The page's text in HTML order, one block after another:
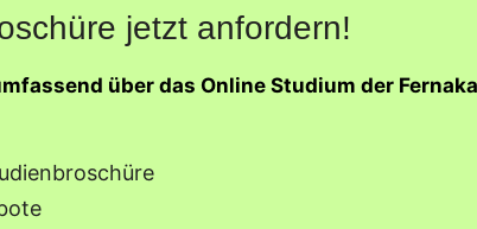
jetzt anfordern!
über das Online Studium der